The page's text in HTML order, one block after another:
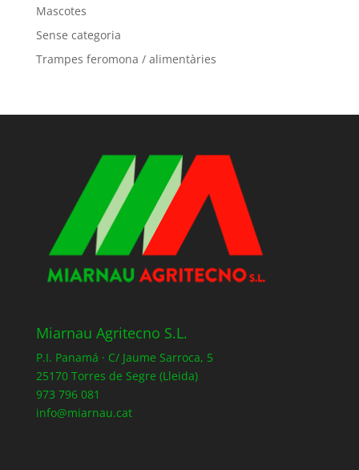
Mascotes
Sense categoria
Trampes feromona / alimentàries
Miarnau Agritecno S.L.
P.I. Panamá · C/ Jaume Sarroca, 5
25170 Torres de Segre (Lleida)
973 796 081
info@miarnau.cat